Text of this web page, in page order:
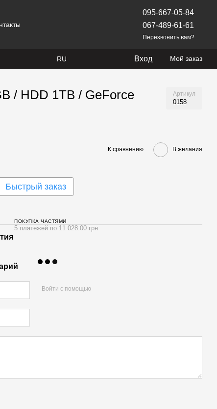
095-667-05-84
067-489-61-61
Перезвонить вам?
RU Вход Мой заказ
/ HDD 1TB / GeForce
Артикул
0158
К сравнению В желания
Быстрый заказ
ПОКУПКА ЧАСТЯМИ
5 платежей по 11 028.00 грн
Войти с помощью